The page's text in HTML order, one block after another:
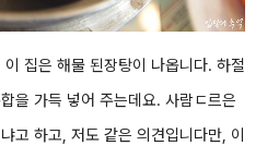
집은 해물 된장탕이 나옵니다. 하절
을 가득 넣어 주는데요. 사람ㄷ르은
고 하고, 저도 같은 의견입니다만, 이